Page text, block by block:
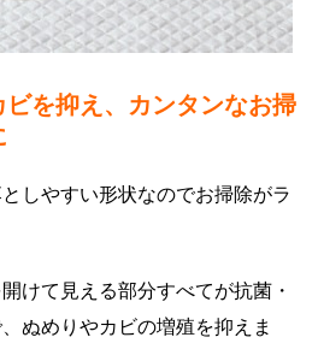
を抑え、カンタンなお掃
しやすい形状なのでお掃除がラ
けて見える部分すべてが抗菌・
ぬめりやカビの増殖を抑えま